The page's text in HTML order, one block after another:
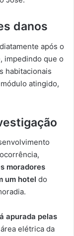
danos
após o
impedindo que o
habitacionais
atingido,
moradores
um hotel do
apurada pelas
elétrica da